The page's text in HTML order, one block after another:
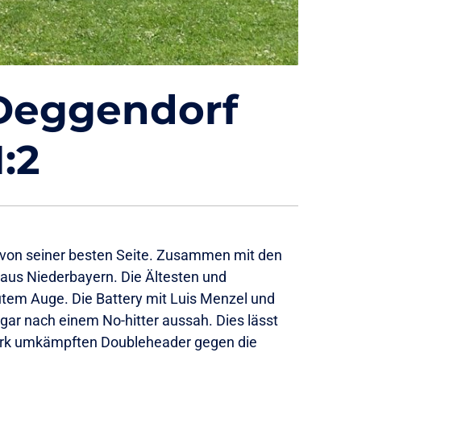
seiner besten Seite. Zusammen mit den
Niederbayern. Die Ältesten und
Auge. Die Battery mit Luis Menzel und
nach einem No-hitter aussah. Dies lässt
umkämpften Doubleheader gegen die